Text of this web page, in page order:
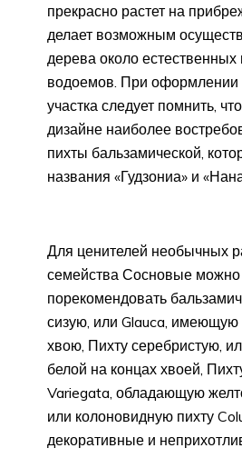
прекрасно растет на
делает возможным
дерева около естественных
водоемов. При оформлении
участка следует помнить,
дизайне наиболее
пихты бальзамической,
названия «Гудзониа» и
Для ценителей необычных
семейства Сосновые можно
порекомендовать
сизую, или Glauca, имеющую
хвою, Пихту серебристую,
белой на концах хвоей,
Variegata, обладающую
или колоновидную пихту
декоративные и